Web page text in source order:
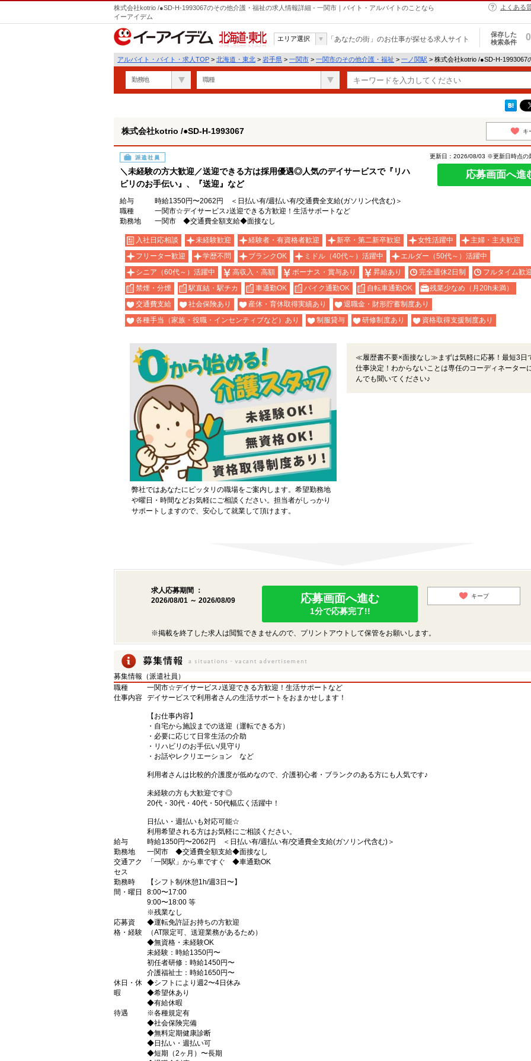
株式会社kotrio /●SD-H-1993067のその他介護・福祉の求人情報詳細 - 一関市｜バイト・アルバイトのことなら
イーアイデム
よくある
北海道・東北
エリア選択 「あなたの街」のお仕事が探せる求人サイト
保存した
検索条件
0
アルバイト・バイト・求人TOP > 北海道・東北 > 岩手県 > 一関市 > 一関市のその他介護・福祉 > 一ノ関駅 > 株式会社kotrio /●SD-H-1993067
勤務地 職種
株式会社kotrio /●SD-H-1993067 キ
派遣社員
＼未経験の方大歓迎／送迎できる方は採用優遇◎人気のデイサービスで『リハ
ビリのお手伝い』、『送迎』など
更新日：2026/08/03 ※更新日時点の
応募画面へ進
給与
時給1350円〜2062円 ＜日払い有/週払い有/交通費全支給(ガソリン代含む)＞
職種
一関市☆デイサービス♪送迎できる方歓迎！生活サポートなど
勤務地
一関市 ◆交通費全額支給◆面接なし
入社日応相談 未経験歓迎 経験者・有資格者歓迎 新卒・第二新卒歓迎 女性活躍中
主婦・主夫歓迎
フリーター歓迎
学歴不問 ブランクOK ミドル（40代～）活躍中
エルダー（50代～）活躍中
シニア（60代～）活躍中
高収入・高額 ボーナス・賞与あり 昇給あり 完全週休2日制
フルタイム歓
禁煙・分煙
駅直結・駅チカ 車通勤OK バイク通勤OK 自転車通勤OK
残業少なめ（月20h未満）
交通費支給
社会保険あり 産休・育休取得実績あり
退職金・財形貯蓄制度あり
各種手当（家族・役職・インセンティブなど）あり
制服貸与 研修制度あり 資格取得支援制度あり
弊社ではあなたにピッタリの職場をご案内します。希望勤務地
や曜日・時間などお気軽にご相談ください。担当者がしっかり
サポートしますので、安心して就業して頂けます。
≪履歴書不要×面接なし≫まずは気軽に応募！最短3日
仕事決定！わからないことは専任のコーディネーター
んでも聞いてください♪
求人応募期間 ：
2026/08/01 ～ 2026/08/09
応募画面へ進む
1分で応募完了!!
キープ
※掲載を終了した求人は閲覧できませんので、プリントアウトして保管をお願いします。
募集情報（派遣社員）
職種
一関市☆デイサービス♪送迎できる方歓迎！生活サポートなど
仕事内容 デイサービスで利用者さんの生活サポートをおまかせします！
【お仕事内容】
・自宅から施設までの送迎（運転できる方）
・必要に応じて日常生活の介助
・リハビリのお手伝い/見守り
・お話やレクリエーション など
利用者さんは比較的介護度が低めなので、介護初心者・ブランクのある方にも人気です♪
未経験の方も大歓迎です◎
20代・30代・40代・50代幅広く活躍中！
日払い・週払いも対応可能☆
利用希望される方はお気軽にご相談ください。
給与
時給1350円〜2062円 ＜日払い有/週払い有/交通費全支給(ガソリン代含む)＞
勤務地
一関市 ◆交通費全額支給◆面接なし
交通アク
セス
「一関駅」から車ですぐ ◆車通勤OK
勤務時
間・曜日
【シフト制/休憩1h/週3日〜】
8:00〜17:00
9:00〜18:00 等
※残業なし
応募資
格・経験
◆運転免許証お持ちの方歓迎
（AT限定可、送迎業務があるため）
◆無資格・未経験OK
未経験：時給1350円〜
初任者研修：時給1450円〜
介護福祉士：時給1650円〜
休日・休
暇
◆シフトにより週2〜4日休み
◆希望休あり
◆有給休暇
待遇
※各種規定有
◆社会保険完備
◆無料定期健康診断
◆日払い・週払い可
◆短期（2ヶ月）〜長期